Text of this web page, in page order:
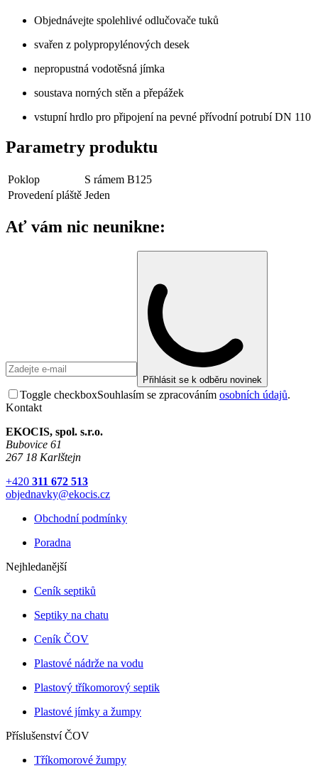
Objednávejte spolehlivé odlučovače tuků
svařen z polypropylénových desek
nepropustná vodotěsná jímka
soustava norných stěn a přepážek
vstupní hrdlo pro připojení na pevné přívodní potrubí DN 110
Parametry produktu
Poklop
S rámem B125
Provedení pláště Jeden
Ať vám nic neunikne:
Přihlásit se k odběru novinek
Toggle checkboxSouhlasím se zpracováním osobních údajů.
Kontakt
EKOCIS, spol. s.r.o.
Bubovice 61
267 18 Karlštejn
+420 311 672 513
objednavky@ekocis.cz
Obchodní podmínky
Poradna
Nejhledanější
Ceník septiků
Septiky na chatu
Ceník ČOV
Plastové nádrže na vodu
Plastový tříkomorový septik
Plastové jímky a žumpy
Příslušenství ČOV
Tříkomorové žumpy